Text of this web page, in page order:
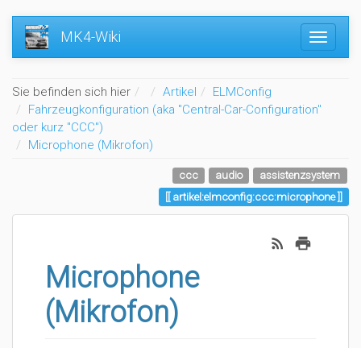
MK4-Wiki
Sie befinden sich hier Home
Artikel
ELMConfig
Fahrzeugkonfiguration (aka "Central-Car-Configuration"
oder kurz "CCC")
Microphone (Mikrofon)
ccc audio
assistenzsystem
artikel:elmconfig:ccc:microphone
Microphone
(Mikrofon)